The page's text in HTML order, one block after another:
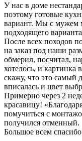
У нас в доме
поэтому готовые
вариант. Мы с мужем
подходящего
После всех походов
на заказ под наши
обмерил, посчитал,
хотелось, и картинка
скажу, что это самый
вписалась и цвет
Примерно через 2
красавицу!
помучиться с
получился отменный.
Большое всем